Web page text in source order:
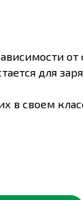
от
для
в своем